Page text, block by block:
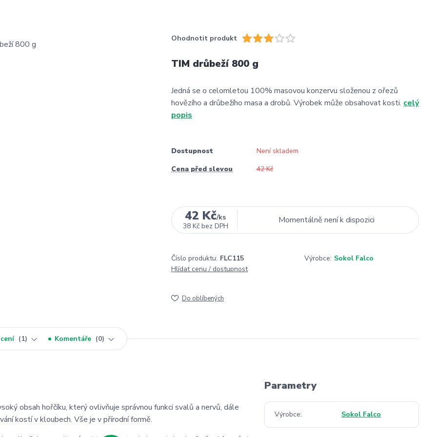
Ohodnotit produkt
TIM drůbeží 800 g
Jedná se o celomletou 100% masovou konzervu složenou z ořezů
hovězího a drůbežího masa a drobů. Výrobek může obsahovat kosti. celý
popis
Dostupnost
Není skladem
Cena před slevou
42 Kč
42 Kč/ks
38 Kč bez DPH
Momentálně není k dispozici
Číslo produktu: FLC115 Výrobce: Sokol Falco
Hlídat cenu / dostupnost
Do oblíbených
1 Komentáře 0
obsah hořčíku, který ovlivňuje správnou funkci svalů a nervů, dále
kostí v kloubech. Vše je v přírodní formě.
Parametry
Výrobce Sokol Falco